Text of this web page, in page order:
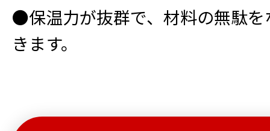
●保温力が抜群で、材料の無駄
きます。